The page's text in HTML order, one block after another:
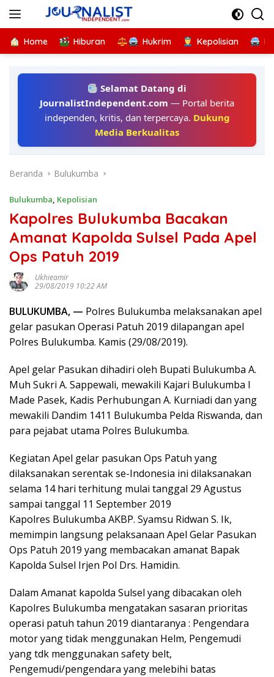
Home Hiburan Hukrim Kepolisian
Selamat Datang di
JournalistIndependent.com — Portal berita
independen, kritis, dan terpercaya. Dukung
Media Berkualitas
Beranda Bulukumba
Bulukumba, Kepolisian
Kapolres Bulukumba Bacakan
Amanat Kapolda Sulsel Pada Apel
Ops Patuh 2019
Ukhieamir
29/08/2019 10:22 AM
BULUKUMBA, — Polres Bulukumba melaksanakan apel
gelar pasukan Operasi Patuh 2019 dilapangan apel
Polres Bulukumba. Kamis (29/08/2019).
Apel gelar Pasukan dihadiri oleh Bupati Bulukumba A.
Muh Sukri A. Sappewali, mewakili Kajari Bulukumba I
Made Pasek, Kadis Perhubungan A. Kurniadi dan yang
mewakili Dandim 1411 Bulukumba Pelda Riswanda, dan
para pejabat utama Polres Bulukumba.
Kegiatan Apel gelar pasukan Ops Patuh yang
dilaksanakan serentak se-Indonesia ini dilaksanakan
selama 14 hari terhitung mulai tanggal 29 Agustus
sampai tanggal 11 September 2019
Kapolres Bulukumba AKBP. Syamsu Ridwan S. Ik,
memimpin langsung pelaksanaan Apel Gelar Pasukan
Ops Patuh 2019 yang membacakan amanat Bapak
Kapolda Sulsel Irjen Pol Drs. Hamidin.
Dalam Amanat kapolda Sulsel yang dibacakan oleh
Kapolres Bulukumba mengatakan sasaran prioritas
operasi patuh tahun 2019 diantaranya : Pengendara
motor yang tidak menggunakan Helm, Pengemudi
yang tdk menggunakan safety belt,
Pengemudi/pengendara yang melebihi batas